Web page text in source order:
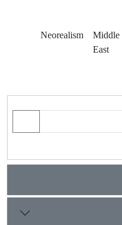
Neorealism Middle
East